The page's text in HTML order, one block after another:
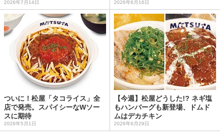
2026年7月14日 2026年6月16日
ついに！松屋「タコライス」全
店で発売。スパイシーなWソー
スに期待
2026年5月1日
【今週】松屋どうした!? ネギ塩
もハンバーグも新登場、ドムド
ムはデカチキン
2026年6月29日